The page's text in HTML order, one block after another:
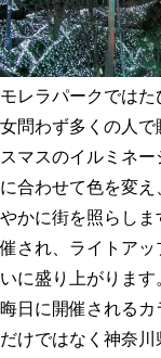
モレラパークでは
女問わず多くの人で
スマスのイルミネ
に合わせて色を変
やかに街を照らし
催され、ライトア
いに盛り上がりま
晦日に開催される
だけではなく神奈